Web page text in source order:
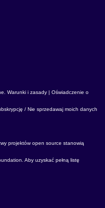
Warunki i zasady | Oświadczenie o
/ Nie sprzedawaj moich danych
projektów open source stanowią
. Aby uzyskać pełną listę